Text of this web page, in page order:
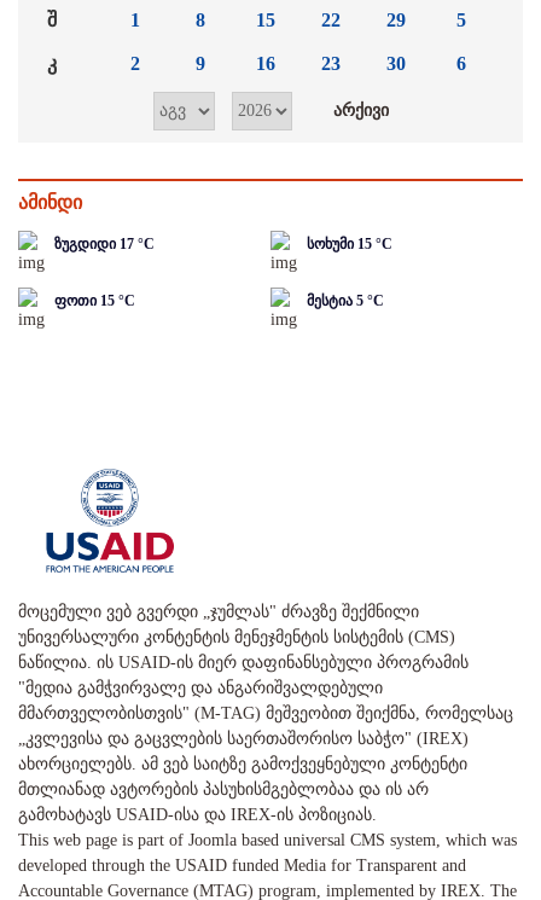
შ
კ
1
2
8
9
15
16
22
23
29
30
5
6
ამინდი
ზუგდიდი 17 °C სოხუმი 15 °C
ფოთი 15 °C მესტია 5 °C
მოცემული ვებ გვერდი „ჯუმლას" ძრავზე შექმნილი
უნივერსალური კონტენტის მენეჯმენტის სისტემის (CMS)
ნაწილია. ის USAID-ის მიერ დაფინანსებული პროგრამის
"მედია გამჭვირვალე და ანგარიშვალდებული
მმართველობისთვის" (M-TAG) მეშვეობით შეიქმნა, რომელსაც
„კვლევისა და გაცვლების საერთაშორისო საბჭო" (IREX)
ახორციელებს. ამ ვებ საიტზე გამოქვეყნებული კონტენტი
მთლიანად ავტორების პასუხისმგებლობაა და ის არ
გამოხატავს USAID-ისა და IREX-ის პოზიციას.
This web page is part of Joomla based universal CMS system, which was
developed through the USAID funded Media for Transparent and
Accountable Governance (MTAG) program, implemented by IREX. The